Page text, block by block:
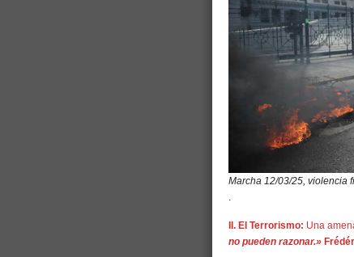
Marcha 12/03/25, violencia
.
II. El Terrorismo: Una
no pueden razonar.»